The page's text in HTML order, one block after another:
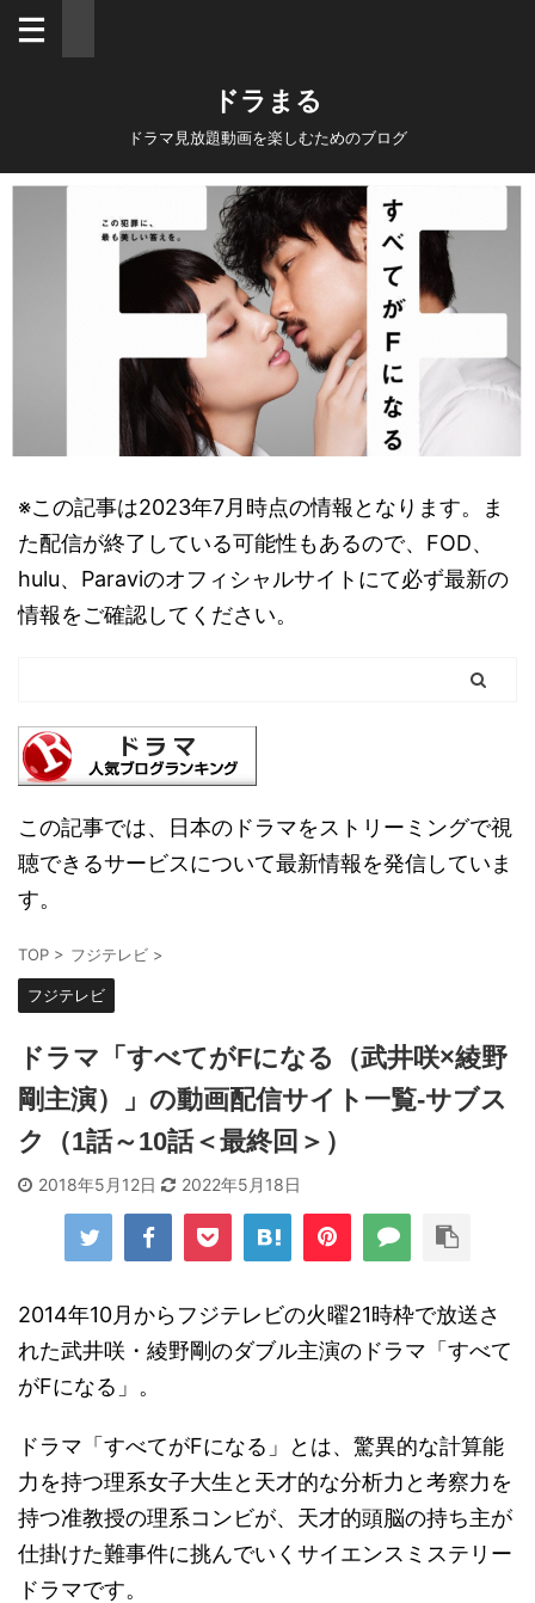
ドラまる
ドラマ見放題動画を楽しむためのブログ
※この記事は2023年7月時点の情報となります。ま
た配信が終了している可能性もあるので、FOD、
hulu、Paraviのオフィシャルサイトにて必ず最新の
情報をご確認してください。
この記事では、日本のドラマをストリーミングで視
聴できるサービスについて最新情報を発信していま
す。
TOP > フジテレビ >
フジテレビ
ドラマ「すべてがFになる（武井咲×綾野
剛主演）」の動画配信サイト一覧-サブス
ク（1話～10話＜最終回＞）
2018年5月12日 2022年5月18日
2014年10月からフジテレビの火曜21時枠で放送さ
れた武井咲・綾野剛のダブル主演のドラマ「すべて
がFになる」。
ドラマ「すべてがFになる」とは、驚異的な計算能
力を持つ理系女子大生と天才的な分析力と考察力を
持つ准教授の理系コンビが、天才的頭脳の持ち主が
仕掛けた難事件に挑んでいくサイエンスミステリー
ドラマです。